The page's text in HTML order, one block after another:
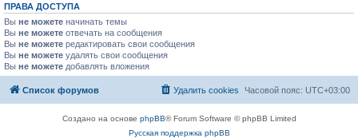
ПРАВА ДОСТУПА
Вы не можете начинать темы
Вы не можете отвечать на сообщения
Вы не можете редактировать свои сообщения
Вы не можете удалять свои сообщения
Вы не можете добавлять вложения
Список форумов Часовой пояс: UTC+03:00
Удалить cookies
Создано на основе phpBB® Forum Software © phpBB Limited
Русская поддержка phpBB